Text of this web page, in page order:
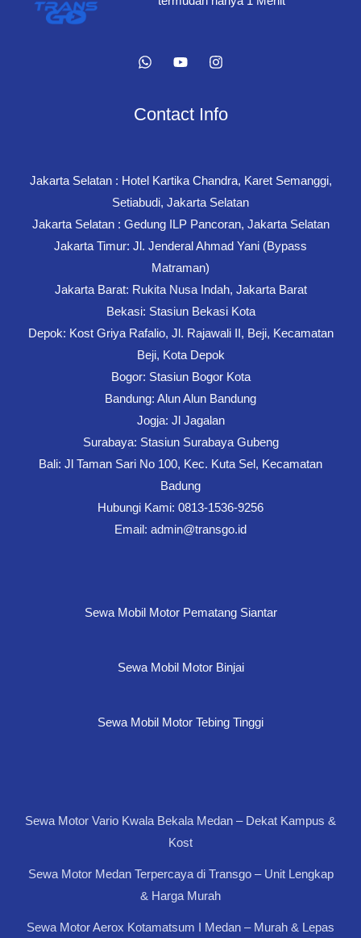
Contact Info
Jakarta Selatan : Hotel Kartika Chandra, Karet Semanggi,
Setiabudi, Jakarta Selatan
Jakarta Selatan : Gedung ILP Pancoran, Jakarta Selatan
Jakarta Timur: Jl. Jenderal Ahmad Yani (Bypass
Matraman)
Jakarta Barat: Rukita Nusa Indah, Jakarta Barat
Bekasi: Stasiun Bekasi Kota
Depok: Kost Griya Rafalio, Jl. Rajawali II, Beji, Kecamatan
Beji, Kota Depok
Bogor: Stasiun Bogor Kota
Bandung: Alun Alun Bandung
Jogja: Jl Jagalan
Surabaya: Stasiun Surabaya Gubeng
Bali: Jl Taman Sari No 100, Kec. Kuta Sel, Kecamatan
Badung
Hubungi Kami: 0813-1536-9256
Email: admin@transgo.id
Sewa Mobil Motor Pematang Siantar
Sewa Mobil Motor Binjai
Sewa Mobil Motor Tebing Tinggi
Sewa Motor Vario Kwala Bekala Medan – Dekat Kampus &
Kost
Sewa Motor Medan Terpercaya di Transgo – Unit Lengkap
& Harga Murah
Sewa Motor Aerox Kotamatsum I Medan – Murah & Lepas